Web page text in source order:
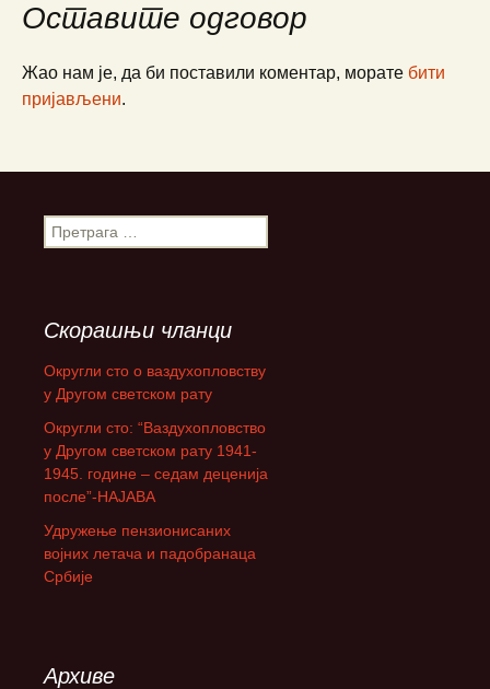
Оставите одговор
Жао нам је, да би поставили коментар, морате бити
пријављени.
П
р
а
г
а
:
Скорашњи чланци
Округли сто о ваздухопловству
у Другом светском рату
Округли сто: “Ваздухопловство
у Другом светском рату 1941-
1945. године – седам деценија
после”-НАЈАВА
Удружење пензионисаних
војних летача и падобранаца
Србије
Архиве